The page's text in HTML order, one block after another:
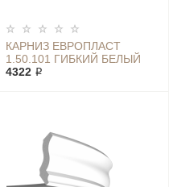
КАРНИЗ ЕВРОПЛАСТ
1.50.101 ГИБКИЙ БЕЛЫЙ
4322 ₽